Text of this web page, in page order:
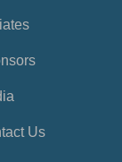
Us